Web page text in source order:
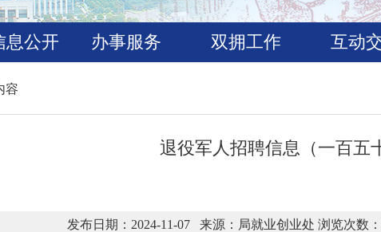
息公开 办事服务 双拥工作 互动
容
退役军人招聘信息（一百五
发布日期：2024-11-07 来源：局就业创业处 浏览次数：